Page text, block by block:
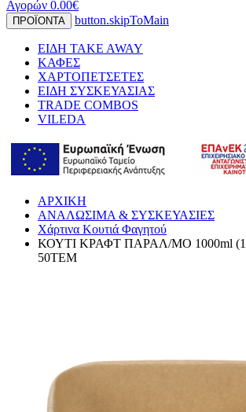
Αγορών 0.00€
ΠΡΟΪΟΝΤΑ button.skipToMain
ΕΙΔΗ TAKE AWAY
ΚΑΦΕΣ
ΧΑΡΤΟΠΕΤΣΕΤΕΣ
ΕΙΔΗ ΣΥΣΚΕΥΑΣΙΑΣ
TRADE COMBOS
VILEDA
ΑΡΧΙΚΗ
ΑΝΑΛΩΣΙΜΑ & ΣΥΣΚΕΥΑΣΙΕΣ
Χάρτινα Κουτιά Φαγητού
ΚΟΥΤΙ ΚΡΑΦΤ ΠΑΡΑΛ/ΜΟ 1000ml
50ΤΕΜ